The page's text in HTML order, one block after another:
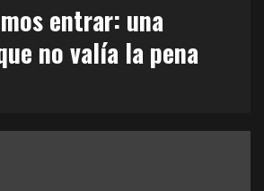
entrar: una
no valía la pena